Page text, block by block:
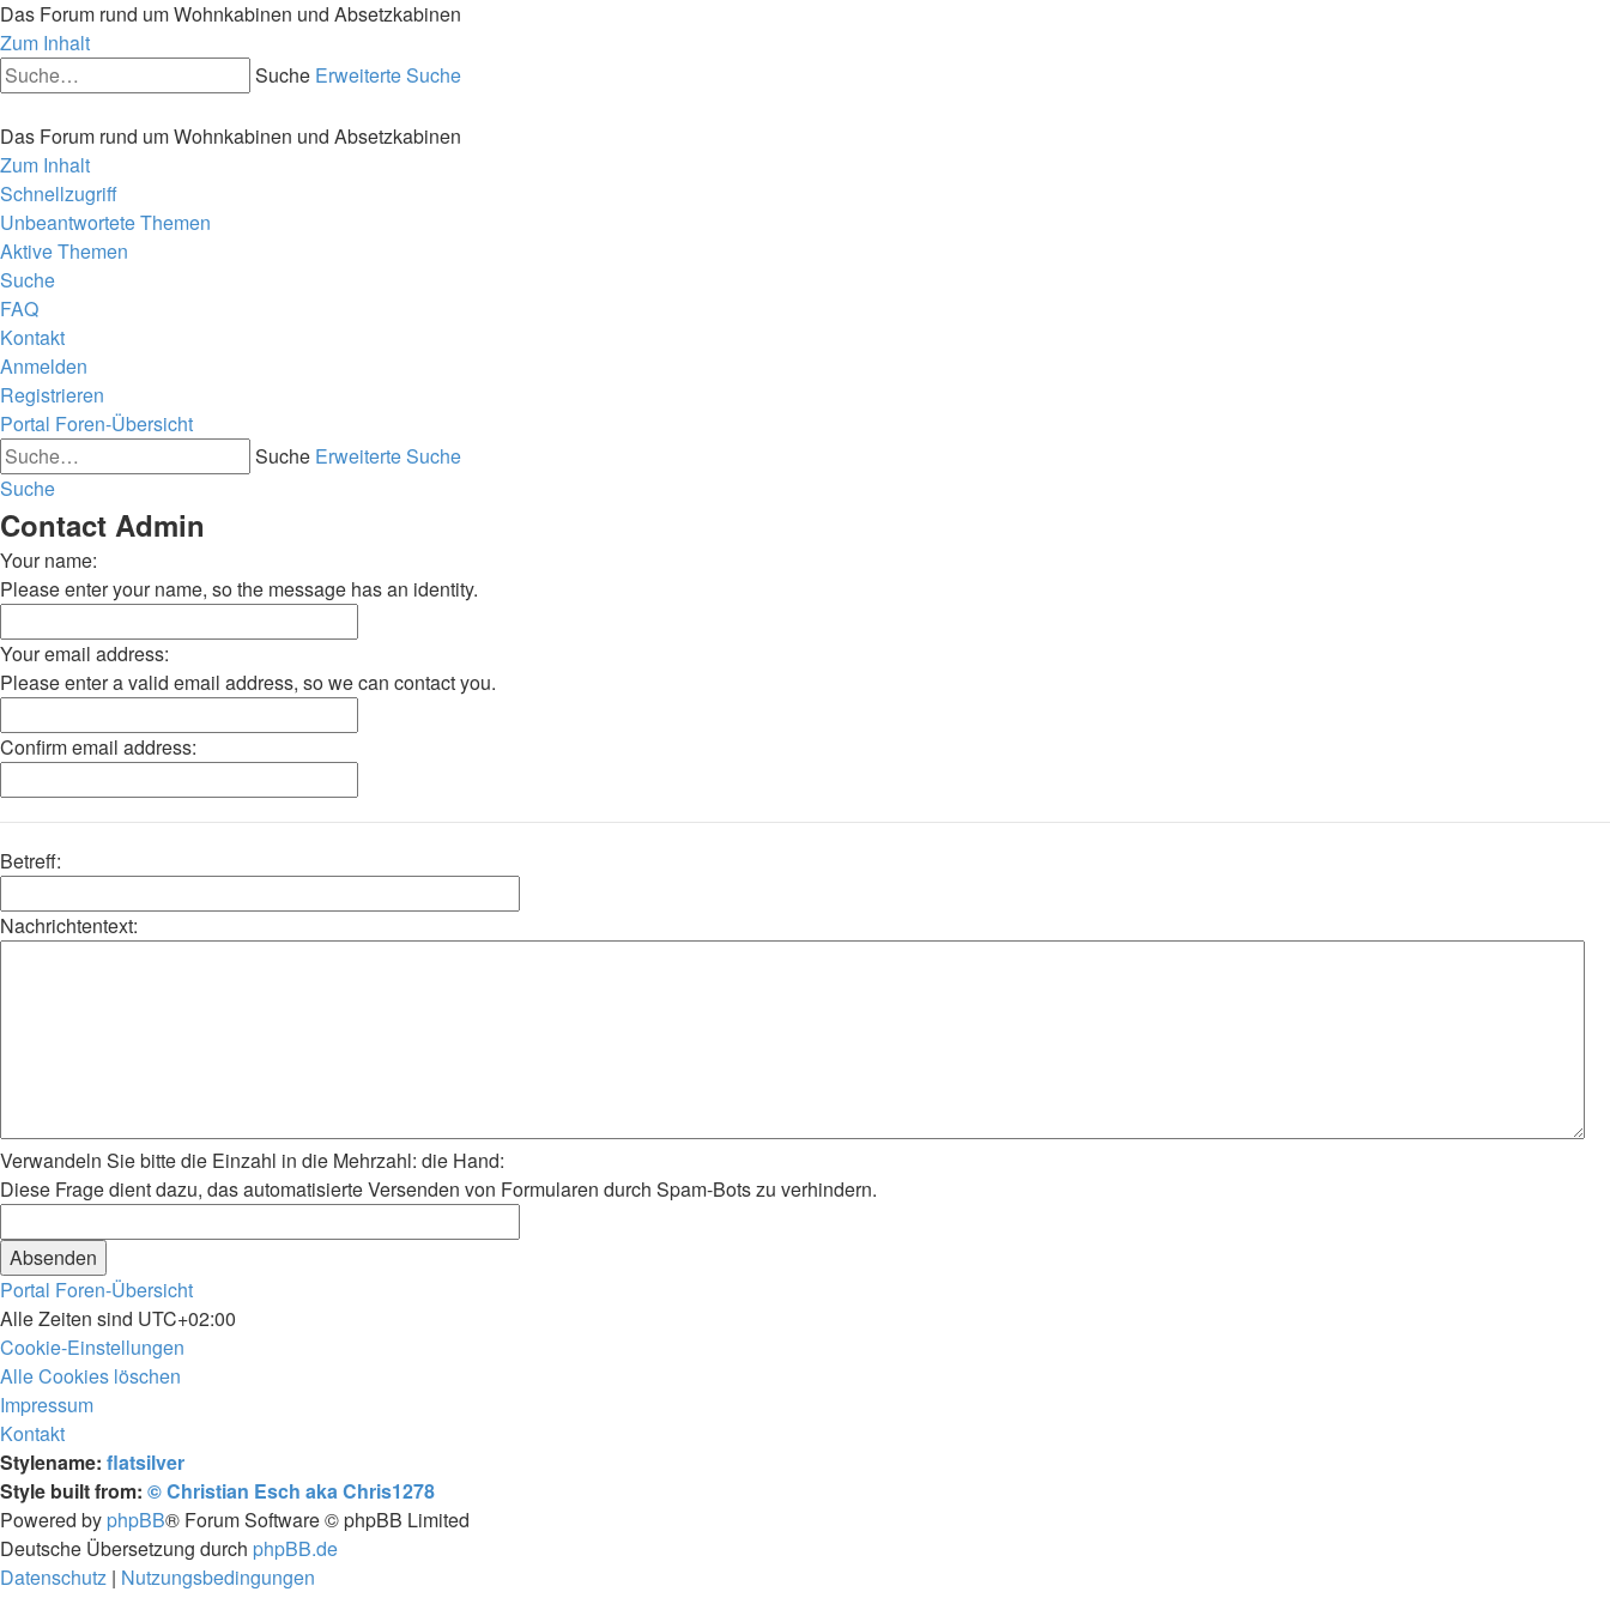
Das Forum rund um Wohnkabinen und Absetzkabinen
Zum Inhalt
Suche Erweiterte Suche
Das Forum rund um Wohnkabinen und Absetzkabinen
Zum Inhalt
Schnellzugriff
Unbeantwortete Themen
Aktive Themen
Suche
FAQ
Kontakt
Anmelden
Registrieren
Portal Foren-Übersicht
Suche Erweiterte Suche
Suche
Contact Admin
Your name:
Please enter your name, so the message has an identity.
Your email address:
Please enter a valid email address, so we can contact you.
Confirm email address:
Betreff:
Nachrichtentext:
Verwandeln Sie bitte die Einzahl in die Mehrzahl: die Hand:
Diese Frage dient dazu, das automatisierte Versenden von Formularen durch Spam-Bots zu verhindern.
Portal Foren-Übersicht
Alle Zeiten sind UTC+02:00
Cookie-Einstellungen
Alle Cookies löschen
Impressum
Kontakt
Stylename: flatsilver
Style built from: © Christian Esch aka Chris1278
Powered by phpBB® Forum Software © phpBB Limited
Deutsche Übersetzung durch phpBB.de
Datenschutz | Nutzungsbedingungen